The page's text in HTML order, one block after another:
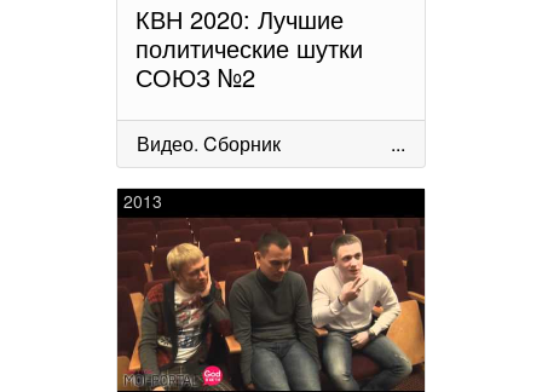
КВН 2020: Лучшие
политические шутки
СОЮЗ №2
Видео. Cборник ...
2013